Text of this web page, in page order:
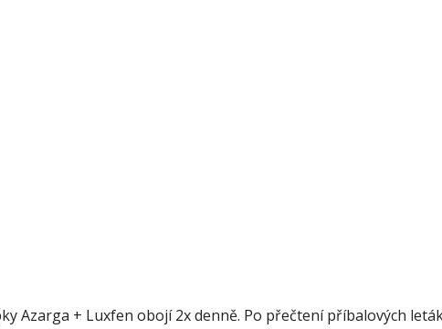
Azarga + Luxfen obojí 2x denně. Po přečtení příbalových